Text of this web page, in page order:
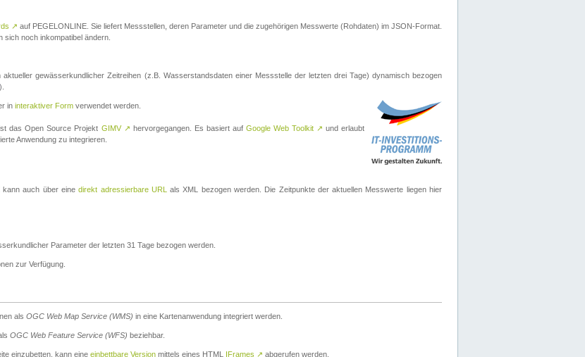
↗ auf PEGELONLINE. Sie liefert Messstellen, deren Parameter und die zugehörigen Messwerte (Rohdaten) im JSON-Format.
sich noch inkompatibel ändern.
aktueller gewässerkundlicher Zeitreihen (z.B. Wasserstandsdaten einer Messstelle der letzten drei Tage) dynamisch bezogen
).
in interaktiver Form verwendet werden.
das Open Source Projekt GIMV ↗ hervorgegangen. Es basiert auf Google Web Toolkit ↗ und erlaubt
Anwendung zu integrieren.
kann auch über einedirekt adressierbare URL
als XML bezogen werden. Die Zeitpunkte der aktuellen Messwerte liegen hier
Parameter der letzten 31 Tage bezogen werden.
zur Verfügung.
als OGC Web Map Service (WMS) in eine Kartenanwendung integriert werden.
OGC Web Feature Service (WFS) beziehbar.
einzubetten, kann eine einbettbare Version mittels eines HTML IFrames ↗ abgerufen werden.